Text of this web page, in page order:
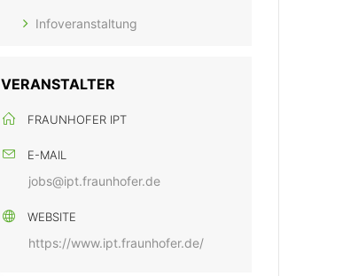
Infoveranstaltung
VERANSTALTER
FRAUNHOFER IPT
E-MAIL
jobs@ipt.fraunhofer.de
WEBSITE
https://www.ipt.fraunhofer.de/